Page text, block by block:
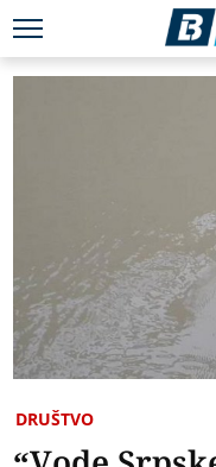
DRUŠTVO